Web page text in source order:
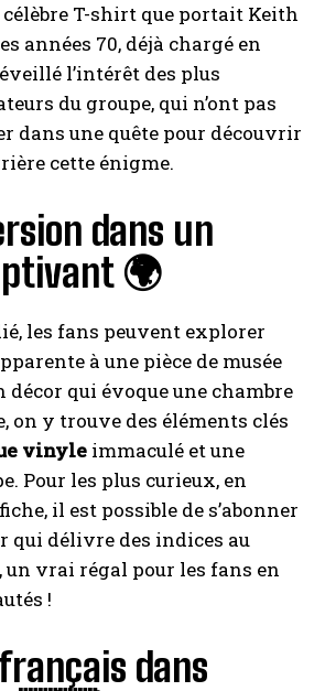
célèbre T-shirt que portait Keith
années 70, déjà chargé en
l’intérêt des plus
du groupe, qui n’ont pas
dans une quête pour découvrir
cette énigme.
dans un
🌍
les fans peuvent explorer
à une pièce de musée
décor qui évoque une chambre
on y trouve des éléments clés
vinyle immaculé et une
Pour les plus curieux, en
il est possible de s’abonner
qui délivre des indices au
un vrai régal pour les fans en
!
dans